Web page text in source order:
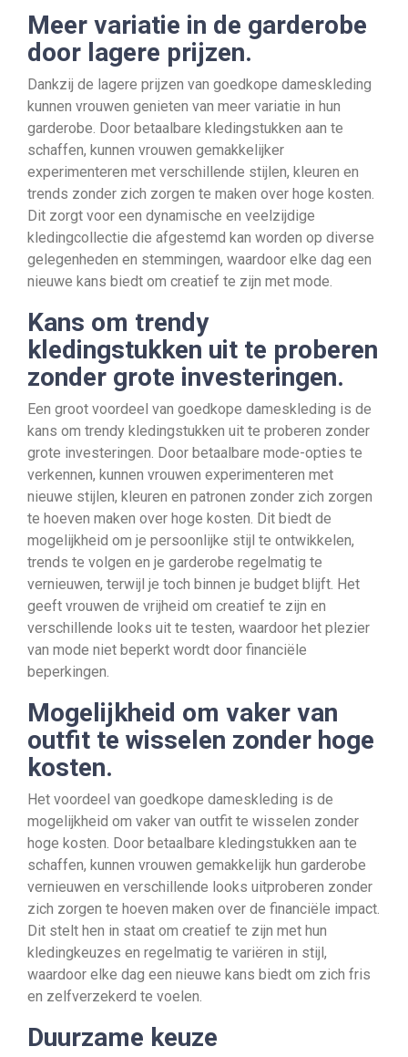
Meer variatie in de garderobe
door lagere prijzen.
Dankzij de lagere prijzen van goedkope dameskleding
kunnen vrouwen genieten van meer variatie in hun
garderobe. Door betaalbare kledingstukken aan te
schaffen, kunnen vrouwen gemakkelijker
experimenteren met verschillende stijlen, kleuren en
trends zonder zich zorgen te maken over hoge kosten.
Dit zorgt voor een dynamische en veelzijdige
kledingcollectie die afgestemd kan worden op diverse
gelegenheden en stemmingen, waardoor elke dag een
nieuwe kans biedt om creatief te zijn met mode.
Kans om trendy
kledingstukken uit te proberen
zonder grote investeringen.
Een groot voordeel van goedkope dameskleding is de
kans om trendy kledingstukken uit te proberen zonder
grote investeringen. Door betaalbare mode-opties te
verkennen, kunnen vrouwen experimenteren met
nieuwe stijlen, kleuren en patronen zonder zich zorgen
te hoeven maken over hoge kosten. Dit biedt de
mogelijkheid om je persoonlijke stijl te ontwikkelen,
trends te volgen en je garderobe regelmatig te
vernieuwen, terwijl je toch binnen je budget blijft. Het
geeft vrouwen de vrijheid om creatief te zijn en
verschillende looks uit te testen, waardoor het plezier
van mode niet beperkt wordt door financiële
beperkingen.
Mogelijkheid om vaker van
outfit te wisselen zonder hoge
kosten.
Het voordeel van goedkope dameskleding is de
mogelijkheid om vaker van outfit te wisselen zonder
hoge kosten. Door betaalbare kledingstukken aan te
schaffen, kunnen vrouwen gemakkelijk hun garderobe
vernieuwen en verschillende looks uitproberen zonder
zich zorgen te hoeven maken over de financiële impact.
Dit stelt hen in staat om creatief te zijn met hun
kledingkeuzes en regelmatig te variëren in stijl,
waardoor elke dag een nieuwe kans biedt om zich fris
en zelfverzekerd te voelen.
Duurzame keuze